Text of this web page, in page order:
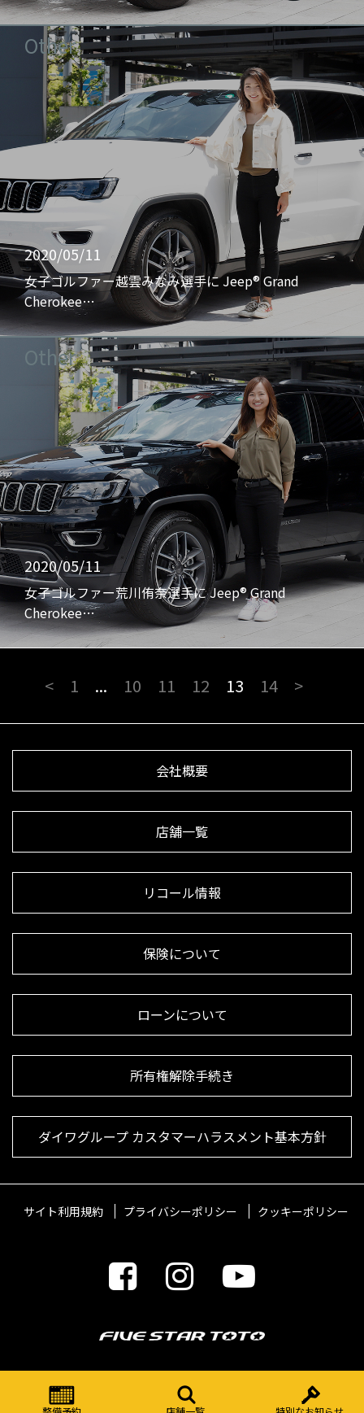
Other
2020/05/11
女子ゴルファー越雲みなみ選手に Jeep® Grand
Cherokee…
Other
2020/05/11
女子ゴルファー荒川侑奈選手に Jeep® Grand
Cherokee…
< 1 ... 10 11 12 13 14 >
会社概要
店舗一覧
リコール情報
保険について
ローンについて
所有権解除手続き
ダイワグループ カスタマーハラスメント基本方針
サイト利用規約 プライバシーポリシー クッキーポリシー